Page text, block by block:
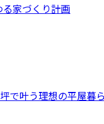
家づくり計画
で叶う理想の平屋暮